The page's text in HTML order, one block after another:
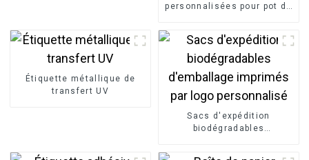
personnalisées pour pot de
autocollante en feuille d'or
pour emballage de bougie
Étiquette métallique de
transfert UV
Sacs d'expédition
biodégradables